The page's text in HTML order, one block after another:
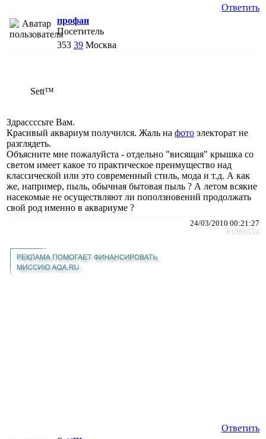
Ответить
профан
Посетитель
353 39 Москва
Sett™
Здрассссьте Вам.
Красивый аквариум получился. Жаль на фото электорат не
разглядеть.
Объясните мне пожалуйста - отдельно "висящая" крышка со
светом имеет какое то практическое преимущество над
классической или это современный стиль, мода и т.д. А как
же, например, пыль, обычная бытовая пыль ? А летом всякие
насекомые не осуществляют ли поползновений продолжать
свой род именно в аквариуме ?
24/03/2010 00:21:27
#1089534
Ответить